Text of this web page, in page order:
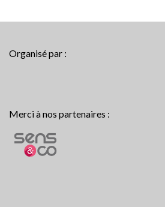
Organisé par :
Merci à nos partenaires :